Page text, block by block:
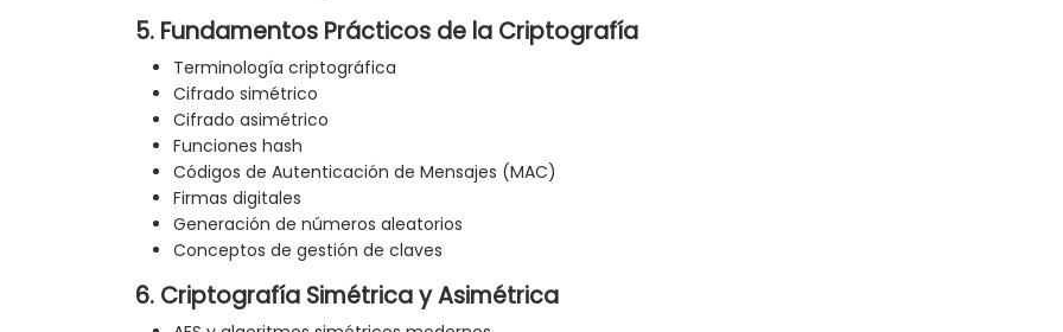
5. Fundamentos Prácticos de la Criptografía
Terminología criptográfica
Cifrado simétrico
Cifrado asimétrico
Funciones hash
Códigos de Autenticación de Mensajes (MAC)
Firmas digitales
Generación de números aleatorios
Conceptos de gestión de claves
6. Criptografía Simétrica y Asimétrica